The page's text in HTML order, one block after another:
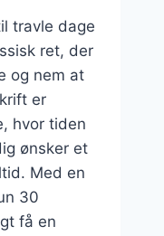
travle dage
ret, der
og nem at
er
hvor tiden
ønsker et
Med en
30
få en